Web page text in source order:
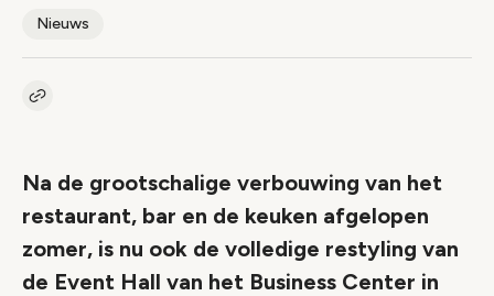
Nieuws
Kopieer link naar artikel
Na de grootschalige verbouwing van het
restaurant, bar en de keuken afgelopen
zomer, is nu ook de volledige restyling van
de Event Hall van het Business Center in